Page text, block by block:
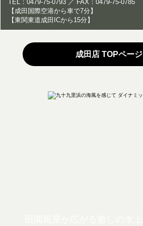
TEL：0479-75-0793 ／ FAX：0479-75-0785
【成田国際空港から車で7分】
【東関東道成田ICから15分】
成田店 TOPページ